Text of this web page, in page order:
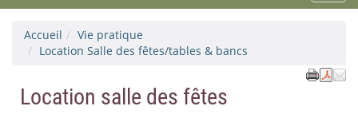
Accueil
Vie pratique
Location Salle des fêtes/tables & bancs
Location salle des fêtes